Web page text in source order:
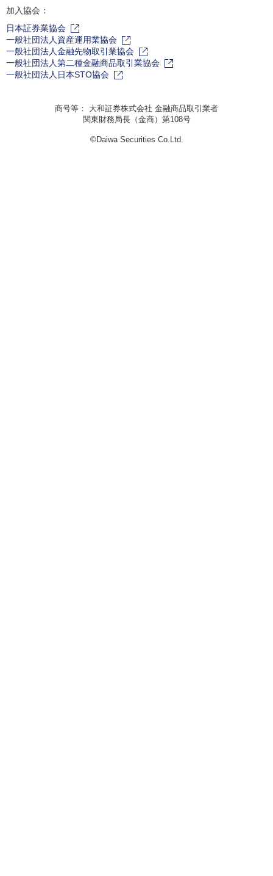
加入協会：
日本証券業協会
一般社団法人資産運用業協会
一般社団法人金融先物取引業協会
一般社団法人第二種金融商品取引業協会
一般社団法人日本STO協会
商号等： 大和証券株式会社 金融商品取引業者
関東財務局長（金商）第108号
©Daiwa Securities Co.Ltd.